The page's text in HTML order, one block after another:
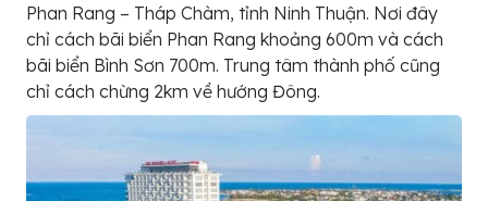
Phan Rang – Tháp Chàm, tỉnh Ninh Thuận. Nơi đây
chỉ cách bãi biển Phan Rang khoảng 600m và cách
bãi biển Bình Sơn 700m. Trung tâm thành phố cũng
chỉ cách chừng 2km về hướng Đông.